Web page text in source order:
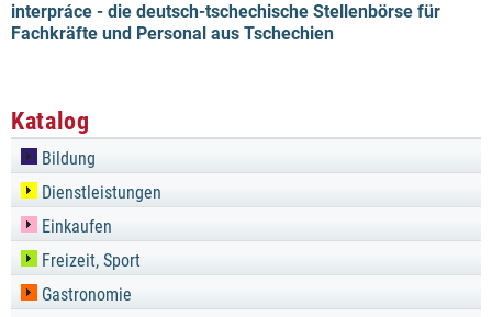
interpráce - die deutsch-tschechische Stellenbörse für
Fachkräfte und Personal aus Tschechien
Katalog
Bildung
Dienstleistungen
Einkaufen
Freizeit, Sport
Gastronomie